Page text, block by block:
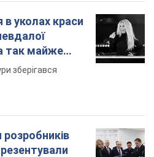
в уколах краси
так майже
зберігався
розробників